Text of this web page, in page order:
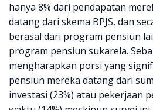
hanya 8% dari pendapatan
datang dari skema BPJS, dan
berasal dari program pensiun
program pensiun sukarela.
mengharapkan porsi yang
pensiun mereka datang dari
investasi (23%) atau pekerjaan